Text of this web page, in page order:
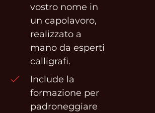
vostro nome in
un capolavoro,
realizzato a
mano da esperti
calligrafi.
Include la
formazione per
padroneggiare